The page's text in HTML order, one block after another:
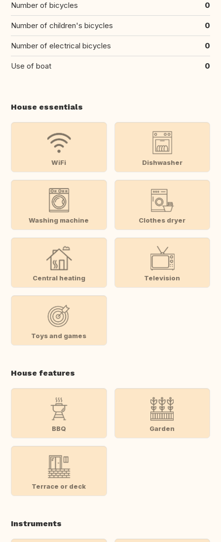
Number of bicycles 0
Number of children's bicycles 0
Number of electrical bicycles 0
Use of boat 0
House essentials
WiFi Dishwasher
Washing machine Clothes dryer
Central heating Television
Toys and games
House features
BBQ Garden
Terrace or deck
Instruments